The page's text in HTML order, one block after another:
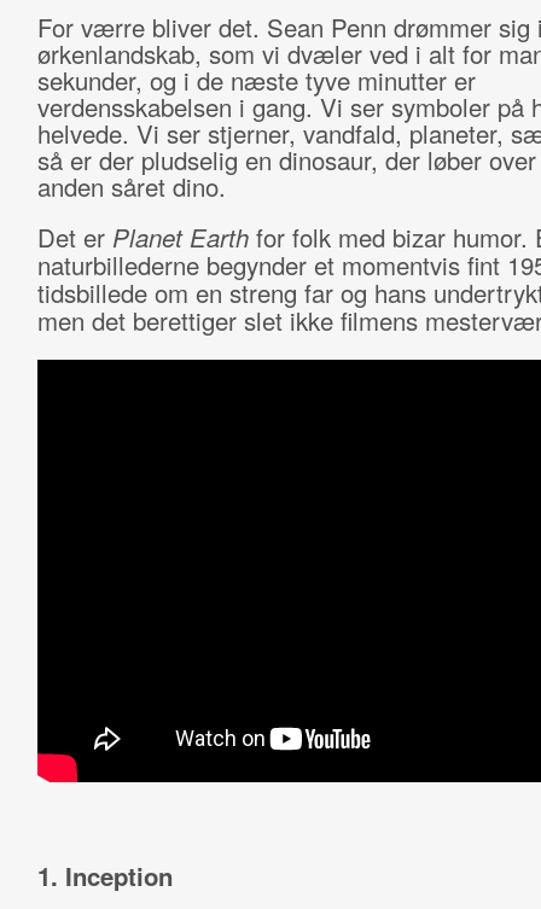
For værre bliver det. Sean Penn drømmer sig
ørkenlandskab, som vi dvæler ved i alt for
sekunder, og i de næste tyve minutter er
verdensskabelsen i gang. Vi ser symboler på
helvede. Vi ser stjerner, vandfald, planeter,
så er der pludselig en dinosaur, der løber
anden såret dino.
Det er Planet Earthfor folk med bizar humor.
naturbillederne begynder et momentvis fint
tidsbillede om en streng far og hans
men det berettiger slet ikke filmens
1. Inception